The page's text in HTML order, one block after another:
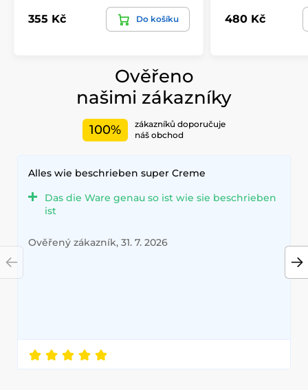
355 Kč Do košíku 480 Kč
Ověřeno
našimi zákazníky
100%
zákazníků doporučuje
náš obchod
Alles wie beschrieben super Creme
Das die Ware genau so ist wie sie beschrieben
ist
Ověřený zákazník, 31. 7. 2026